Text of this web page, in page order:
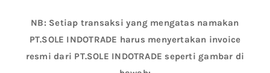
NB: Setiap transaksi yang mengatas namakan
PT.SOLE INDOTRADE harus menyertakan invoice
resmi dari PT.SOLE INDOTRADE seperti gambar di